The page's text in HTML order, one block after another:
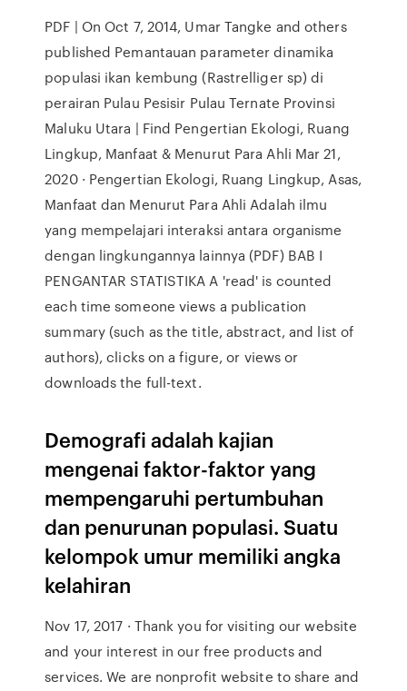
PDF | On Oct 7, 2014, Umar Tangke and others
published Pemantauan parameter dinamika
populasi ikan kembung (Rastrelliger sp) di
perairan Pulau Pesisir Pulau Ternate Provinsi
Maluku Utara | Find Pengertian Ekologi, Ruang
Lingkup, Manfaat & Menurut Para Ahli Mar 21,
2020 · Pengertian Ekologi, Ruang Lingkup, Asas,
Manfaat dan Menurut Para Ahli Adalah ilmu
yang mempelajari interaksi antara organisme
dengan lingkungannya lainnya (PDF) BAB I
PENGANTAR STATISTIKA A 'read' is counted
each time someone views a publication
summary (such as the title, abstract, and list of
authors), clicks on a figure, or views or
downloads the full-text.
Demografi adalah kajian
mengenai faktor-faktor yang
mempengaruhi pertumbuhan
dan penurunan populasi. Suatu
kelompok umur memiliki angka
kelahiran
Nov 17, 2017 · Thank you for visiting our website
and your interest in our free products and
services. We are nonprofit website to share and